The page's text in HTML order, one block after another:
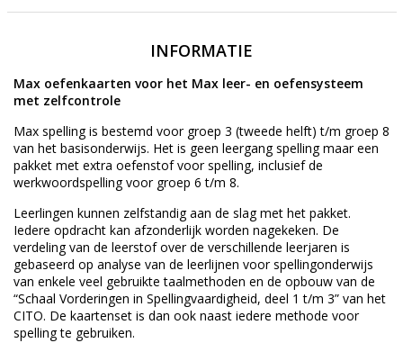
INFORMATIE
Max oefenkaarten voor het Max leer- en oefensysteem
met zelfcontrole
Max spelling is bestemd voor groep 3 (tweede helft) t/m groep 8
van het basisonderwijs. Het is geen leergang spelling maar een
pakket met extra oefenstof voor spelling, inclusief de
werkwoordspelling voor groep 6 t/m 8.
Leerlingen kunnen zelfstandig aan de slag met het pakket.
Iedere opdracht kan afzonderlijk worden nagekeken. De
verdeling van de leerstof over de verschillende leerjaren is
gebaseerd op analyse van de leerlijnen voor spellingonderwijs
van enkele veel gebruikte taalmethoden en de opbouw van de
“Schaal Vorderingen in Spellingvaardigheid, deel 1 t/m 3” van het
CITO. De kaartenset is dan ook naast iedere methode voor
spelling te gebruiken.